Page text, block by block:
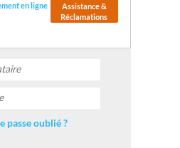
en ligne
Assistance &
Réclamations
passe oublié ?